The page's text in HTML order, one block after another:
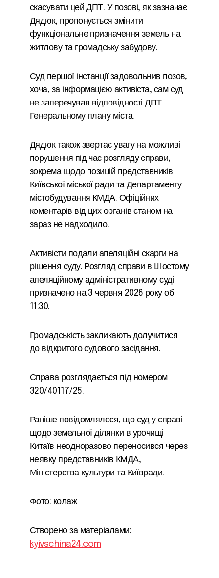
скасувати цей ДПТ. У позові, як зазначає
Дядюк, пропонується змінити
функціональне призначення земель на
житлову та громадську забудову.
Суд першої інстанції задовольнив позов,
хоча, за інформацією активіста, сам суд
не заперечував відповідності ДПТ
Генеральному плану міста.
Дядюк також звертає увагу на можливі
порушення під час розгляду справи,
зокрема щодо позицій представників
Київської міської ради та Департаменту
містобудування КМДА. Офіційних
коментарів від цих органів станом на
зараз не надходило.
Активісти подали апеляційні скарги на
рішення суду. Розгляд справи в Шостому
апеляційному адміністративному суді
призначено на 3 червня 2026 року об
11:30.
Громадськість закликають долучитися
до відкритого судового засідання.
Справа розглядається під номером
320/40117/25.
Раніше повідомлялося, що суд у справі
щодо земельної ділянки в урочищі
Китаїв неодноразово переносився через
неявку представників КМДА,
Міністерства культури та Київради.
Фото: колаж
Створено за матеріалами:
kyivschina24.com